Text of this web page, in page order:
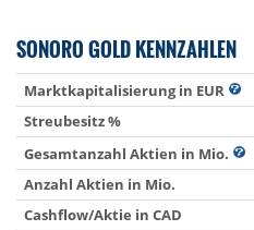
SONORO GOLD KENNZAHLEN
Marktkapitalisierung in EUR
Streubesitz %
Gesamtanzahl Aktien in Mio.
Anzahl Aktien in Mio.
Cashflow/Aktie in CAD